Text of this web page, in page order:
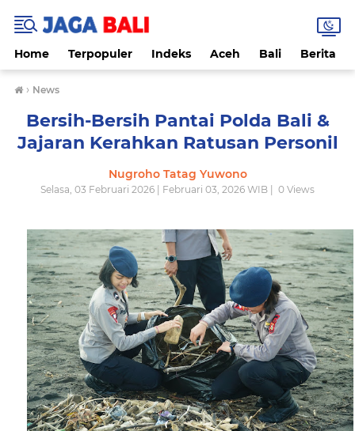
Home Terpopuler Indeks Aceh Bali Berita
› News
Bersih-Bersih Pantai Polda Bali &
Jajaran Kerahkan Ratusan Personil
Nugroho Tatag Yuwono
Selasa, 03 Februari 2026 | Februari 03, 2026 WIB | 0 Views